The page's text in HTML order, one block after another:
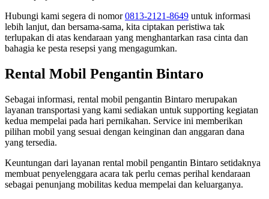
Hubungi kami segera di nomor0813-2121-8649 untuk informasi
lebih lanjut, dan bersama-sama, kita ciptakan peristiwa tak
terlupakan di atas kendaraan yang menghantarkan rasa cinta dan
bahagia ke pesta resepsi yang mengagumkan.
Rental Mobil Pengantin Bintaro
Sebagai informasi, rental mobil pengantin Bintaro merupakan
layanan transportasi yang kami sediakan untuk supporting kegiatan
kedua mempelai pada hari pernikahan. Service ini memberikan
pilihan mobil yang sesuai dengan keinginan dan anggaran dana
yang tersedia.
Keuntungan dari layanan rental mobil pengantin Bintaro setidaknya
membuat penyelenggara acara tak perlu cemas perihal kendaraan
sebagai penunjang mobilitas kedua mempelai dan keluarganya.